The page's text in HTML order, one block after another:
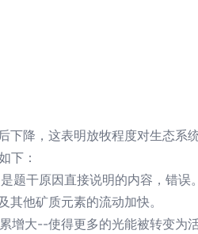
降，这表明放牧程度对生态系
下：
题干原因直接说明的内容，错误。
他矿质元素的流动加快。
增大--使得更多的光能被转变为